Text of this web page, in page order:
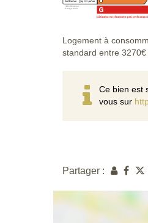
Logement à
standard entre
Ce bien est
vous sur
Partager :